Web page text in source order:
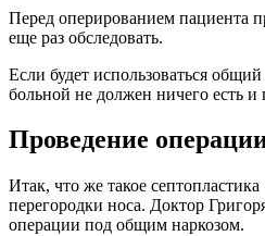
Перед оперированием пациента
еще раз обследовать.
Если будет использоваться общий
больной не должен ничего есть и
Проведение
Итак, что же такое
перегородки носа. Доктор
операции под общим наркозом.